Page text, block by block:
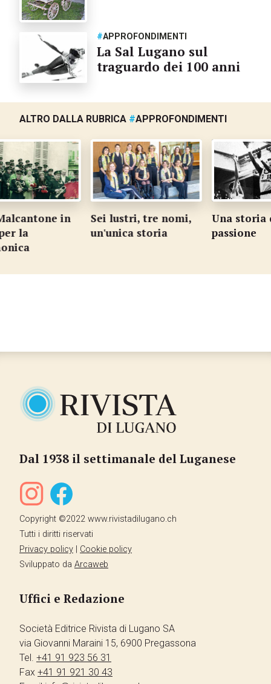
#APPROFONDIMENTI
La Sal Lugano sul
traguardo dei 100 anni
ALTRO DALLA RUBRICA #APPROFONDIMENTI
in
la
Sei lustri, tre nomi,
un'unica storia
Una storia di
passione
…
Dal 1938 il settimanale del Luganese
Copyright ©2022 www.rivistadilugano.ch
Tutti i diritti riservati
Privacy policy
Cookie policy
Sviluppato da Arcaweb
Uffici e Redazione
Società Editrice Rivista di Lugano SA
via Giovanni Maraini 15, 6900 Pregassona
Tel. +41 91 923 56 31
Fax +41 91 921 30 43